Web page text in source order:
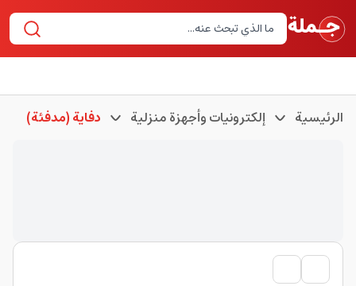
الرئيسية إلكترونيات وأجهزة منزلية دفاية (مدفئة)